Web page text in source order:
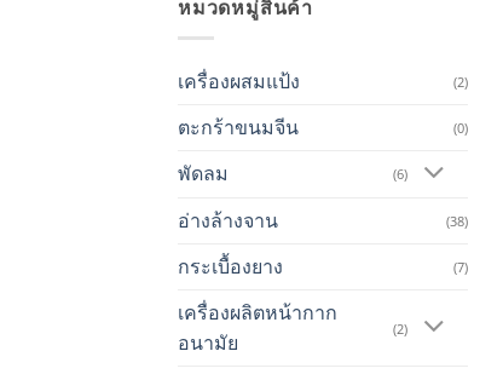
หมวดหมู่สินค้า
เครื่องผสมแป้ง (2)
ตะกร้าขนมจีน (0)
พัดลม (6)
อ่างล้างจาน (38)
กระเบื้องยาง (7)
เครื่องผลิตหน้ากาก
อนามัย
(2)